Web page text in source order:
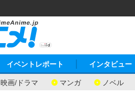
映画/ドラマ マンガ ノベル
イベントレポート インタビュー